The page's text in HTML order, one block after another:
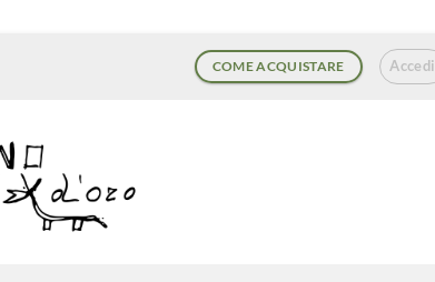
COME ACQUISTARE Accedi